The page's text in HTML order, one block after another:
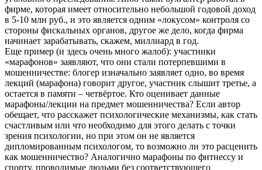
фирме, которая имеет относительно небольшой годовой доход
в 5-10 млн руб., и это является одним «локусом» контроля со
стороны фискальных органов, другое же дело, когда фирма
начинает зарабатывать, скажем, миллиард в год.
Еще пример (и здесь очень много жалоб): участники
«марафонов» заявляют, что они стали потерпевшими в
мошенничестве: блогер изначально заявляет одно, во время
лекций (марафона) говорит другое, участник слышит третье, а
остается в памяти – четвёртое. Кто оценивает данные
марафоны/лекции на предмет мошенничества? Если автор
обещает, что расскажет психологические механизмы, как стать
счастливым или что необходимо для этого делать с точки
зрения психологии, но при этом он не является
дипломированным психологом, то возможно ли это расценить
как мошенничество? Аналогично марафоны по фитнессу и
спорту, проводимые людьми без соответствующего